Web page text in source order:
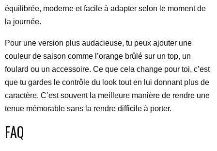
équilibrée, moderne et facile à adapter selon le moment de
la journée.
Pour une version plus audacieuse, tu peux ajouter une
couleur de saison comme l’orange brûlé sur un top, un
foulard ou un accessoire. Ce que cela change pour toi, c’est
que tu gardes le contrôle du look tout en lui donnant plus de
caractère. C’est souvent la meilleure manière de rendre une
tenue mémorable sans la rendre difficile à porter.
FAQ